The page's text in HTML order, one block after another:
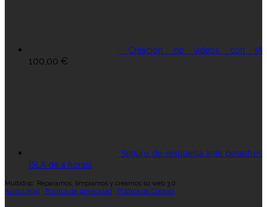
Creación de vídeos con IA
100,00 €
Seguro de respuesta ante desastres
(SLA de 4 horas)
Multidisc. Reparamos, limpiamos y creamos su web 3.0
Aviso Legal· Política de privacidad · Política de Cookies